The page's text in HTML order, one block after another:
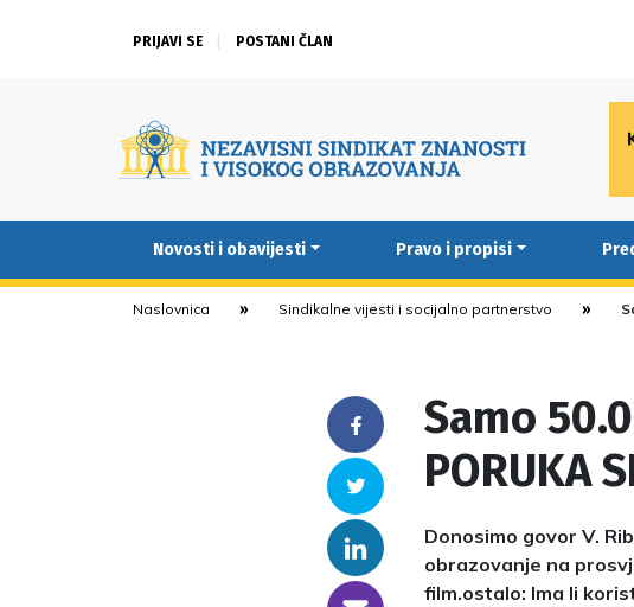
PRIJAVI SE POSTANI ČLAN
Novosti i obavijesti Pravo i propisi
Naslovnica Sindikalne vijesti i socijalno partnerstvo
Facebook
Twitter
Linkedin
Samo
PORUKA
Donosimo govor V.
obrazovanje na
film.ostalo: Ima li